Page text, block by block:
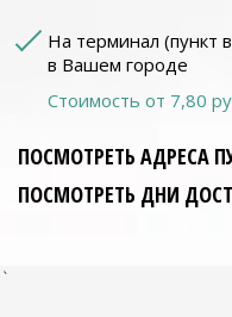
На терминал (пункт
в Вашем городе
Стоимость от 7,80
ПОСМОТРЕТЬ АДРЕСА
ПОСМОТРЕТЬ ДНИ
`